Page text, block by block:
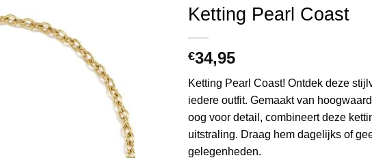
Ketting Pearl Coast
€34,95
Ketting Pearl Coast! Ontdek deze
iedere outfit. Gemaakt van
oog voor detail, combineert deze
uitstraling. Draag hem dagelijks of
gelegenheden.